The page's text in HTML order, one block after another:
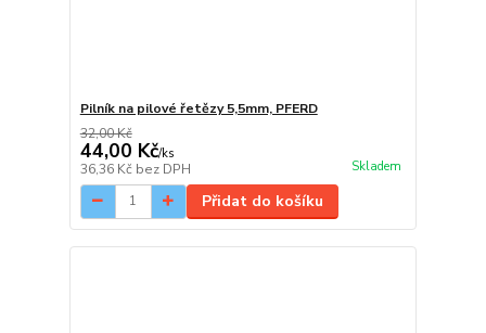
Pilník na pilové řetězy 5,5mm, PFERD
32,00 Kč
44,00 Kč/ks
36,36 Kč bez DPH Skladem
Přidat do košíku